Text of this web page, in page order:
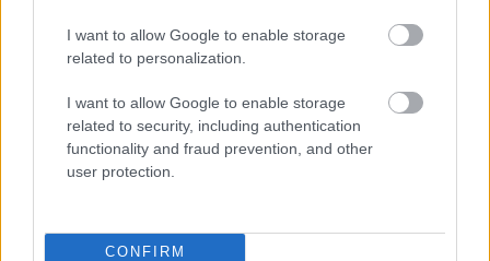
I want to allow Google to enable storage
related to personalization.
I want to allow Google to enable storage
related to security, including authentication
functionality and fraud prevention, and other
user protection.
CONFIRM
Διδακτικές Μονάδες/ECTS
Κόστος